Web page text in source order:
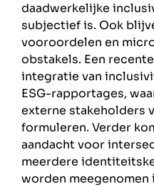
daadwerkelijke
subjectief is. Ook
vooroordelen en
obstakels. Een
integratie van
ESG-rapportages,
externe stakeholders
formuleren. Verder
aandacht voor
meerdere
worden meegenomen